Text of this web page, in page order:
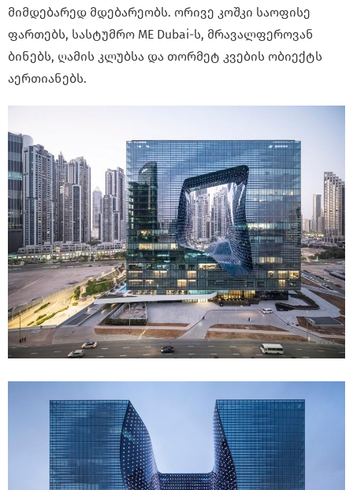
მიმდებარედ მდებარეობს. ორივე კოშკი საოფისე
ფართებს, სასტუმრო ME Dubai-ს, მრავალფეროვან
ბინებს, ღამის კლუბსა და თორმეტ კვების ობიექტს
აერთიანებს.